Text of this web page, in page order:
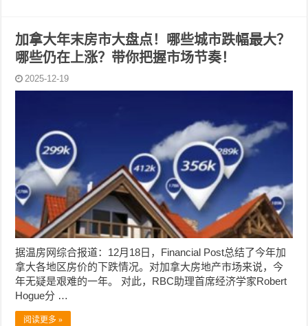
加拿大年末房市大盘点！哪些城市跌幅最大？
哪些仍在上涨？带你把握市场节奏！
2025-12-19
据温房网综合报道：12月18日，Financial Post总结了今年加
拿大各地区房价的下跌情况。对加拿大房地产市场来说，今
年无疑是艰难的一年。 对此，RBC助理首席经济学家Robert
Hogue分 …
阅读更多 »